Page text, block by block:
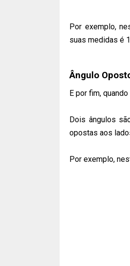
Por exemplo,
suas medidas é
Ângulo
E por fim,
Dois ângulos
opostas aos
Por exemplo,